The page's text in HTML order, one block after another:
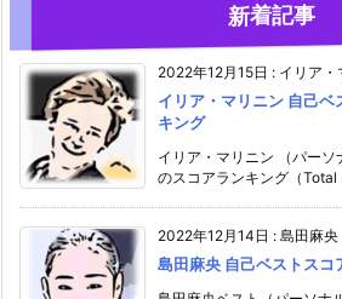
新着記事
2022年12月15日 : イリア・
イリア・マリニン 自己
キング
イリア・マリニン （パー
のスコアランキング（Total
2022年12月14日 : 島田麻央
島田麻央 自己ベストスコ